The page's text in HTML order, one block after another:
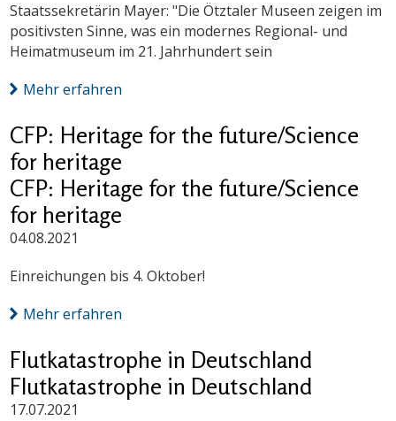
Staatssekretärin Mayer: "Die Ötztaler Museen zeigen im
positivsten Sinne, was ein modernes Regional- und
Heimatmuseum im 21. Jahrhundert sein
Mehr erfahren
CFP: Heritage for the future/Science
for heritage
CFP: Heritage for the future/Science
for heritage
04.08.2021
Einreichungen bis 4. Oktober!
Mehr erfahren
Flutkatastrophe in Deutschland
Flutkatastrophe in Deutschland
17.07.2021